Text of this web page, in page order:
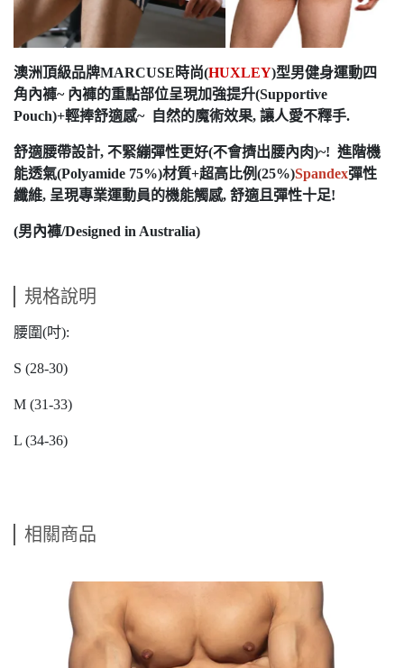
澳洲頂級品牌MARCUSE時尚(HUXLEY)型男健身運動四
角內褲~ 內褲的重點部位呈現加強提升(Supportive
Pouch)+輕捧舒適感~ 自然的魔術效果, 讓人愛不釋手.
舒適腰帶設計, 不緊繃彈性更好(不會擠出腰內肉)~! 進階機
能透氣(Polyamide 75%)材質+超高比例(25%)Spandex彈性
纖維, 呈現專業運動員的機能觸感, 舒適且彈性十足!
(男內褲/Designed in Australia)
規格說明
腰圍(吋):
S (28-30)
M (31-33)
L (34-36)
相關商品